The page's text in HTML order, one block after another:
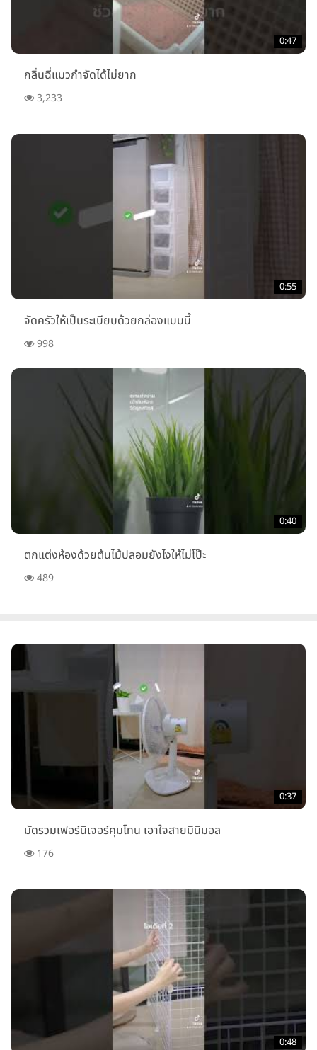
0:47
กลิ่นฉี่แมวกำจัดได้ไม่ยาก
3,233
0:55
จัดครัวให้เป็นระเบียบด้วยกล่องแบบนี้
998
0:40
ตกแต่งห้องด้วยต้นไม้ปลอมยังไงให้ไม่โป๊ะ
489
0:37
มัดรวมเฟอร์นิเจอร์คุมโทน เอาใจสายมินิมอล
176
0:48